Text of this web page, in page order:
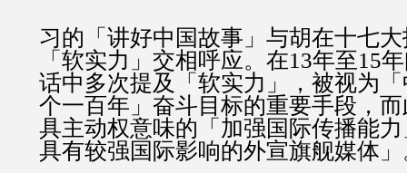
习的「讲好中国故事」与胡在十七
「软实力」交相呼应。在13年至15
话中多次提及「软实力」，被视为
个一百年」奋斗目标的重要手段，
具主动权意味的「加强国际传播能
具有较强国际影响的外宣旗舰媒体